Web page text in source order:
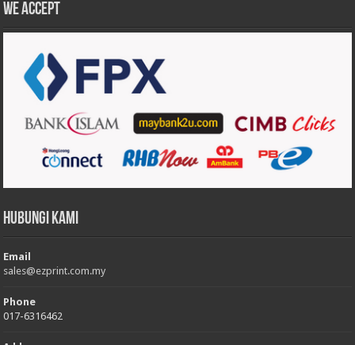
We accept
Hubungi Kami
Email
sales@ezprint.com.my
Phone
017-6316462